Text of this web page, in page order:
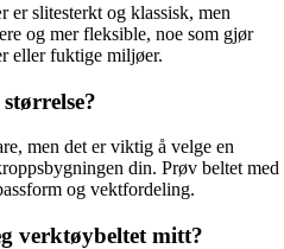
slitesterkt og klassisk, men
og mer fleksible, noe som gjør
eller fuktige miljøer.
men det er viktig å velge en
din. Prøv beltet med
og vektfordeling.
verktøybeltet mitt?